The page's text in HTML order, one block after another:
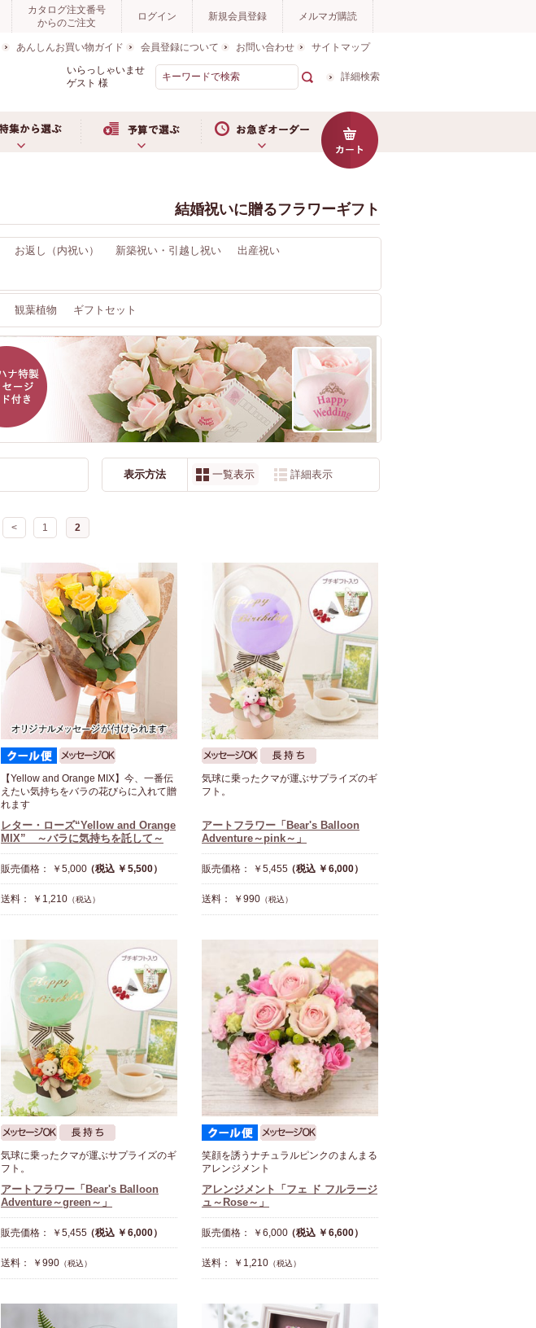
カタログ注文番号
からのご注文
ログイン 新規会員登録 メルマガ購読
あんしんお買い物ガイド 会員登録について お問い合わせ
サイトマップ
いらっしゃいませ
ゲスト 様
詳細検索
結婚祝いに贈るフラワーギフト
お返し（内祝い） 新築祝い・引越し祝い 出産祝い
観葉植物 ギフトセット
表示方法 一覧表示 詳細表示
< 1 2
【Yellow and Orange MIX】今、一番伝
えたい気持ちをバラの花びらに入れて贈
れます
レター・ローズ“Yellow and Orange
MIX” ～バラに気持ちを託して～
販売価格： ￥5,000（税込 ￥5,500）
送料： ￥1,210 （税込）
気球に乗ったクマが運ぶサプライズのギ
フト。
アートフラワー「Bear's Balloon
Adventure～pink～」
販売価格： ￥5,455（税込 ￥6,000）
送料： ￥990 （税込）
気球に乗ったクマが運ぶサプライズのギ
フト。
アートフラワー「Bear's Balloon
Adventure～green～」
販売価格： ￥5,455（税込 ￥6,000）
送料： ￥990 （税込）
笑顔を誘うナチュラルピンクのまんまる
アレンジメント
アレンジメント「フェ ド フルラージ
ュ～Rose～」
販売価格： ￥6,000（税込 ￥6,600）
送料： ￥1,210 （税込）